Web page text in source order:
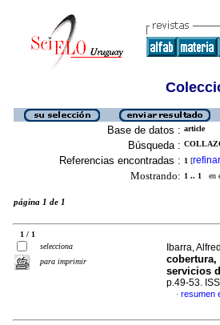
Base de datos : article
Búsqueda :
Referencias encontradas : 1 [refinar
Mostrando: 1 .. 1 en
página 1 de 1
1 / 1
selecciona
para imprimir
Ibarra,
cobertura,
servicios
p.49-53.
· resumen